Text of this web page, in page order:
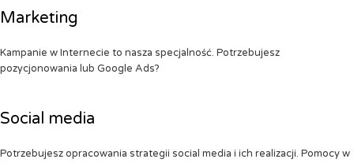
Marketing
Kampanie w Internecie to nasza specjalność. Potrzebujesz
pozycjonowania lub Google Ads?
Social media
Potrzebujesz opracowania strategii social media i ich realizacji. Pomocy w